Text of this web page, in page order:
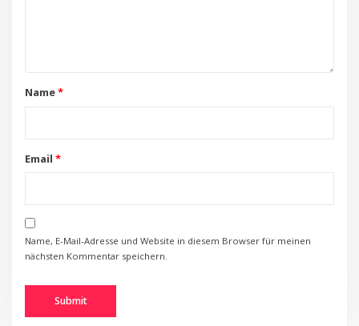
Name*
Email *
Name, E-Mail-Adresse und Website in diesem Browser für meinen
nächsten Kommentar speichern.